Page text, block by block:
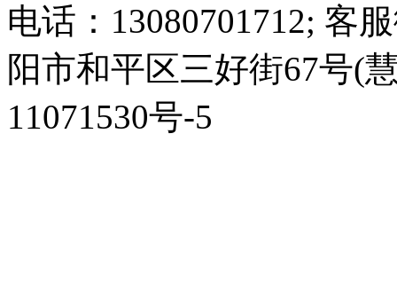
电话：13080701712; 客
阳市和平区三好街67号(
11071530号-5